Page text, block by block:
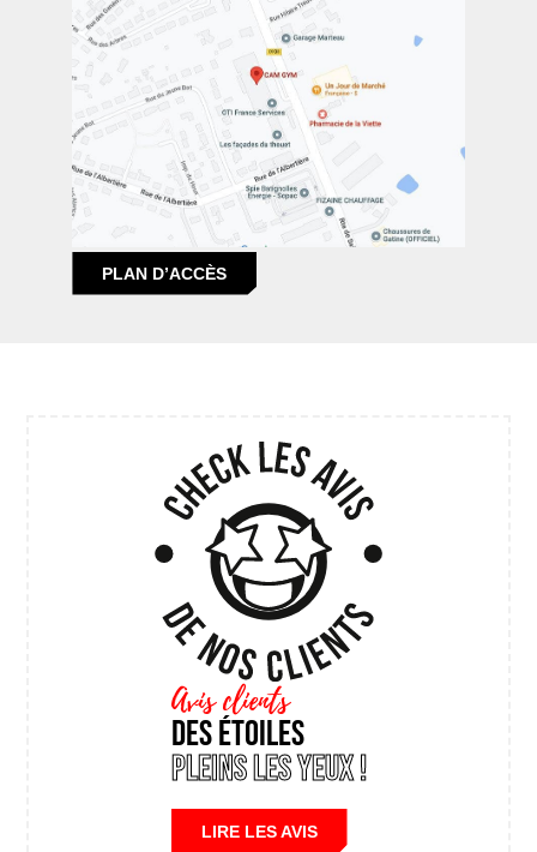
PLAN D’ACCÈS
Avis clients
Des étoiles
pleins les yeux !
LIRE LES AVIS